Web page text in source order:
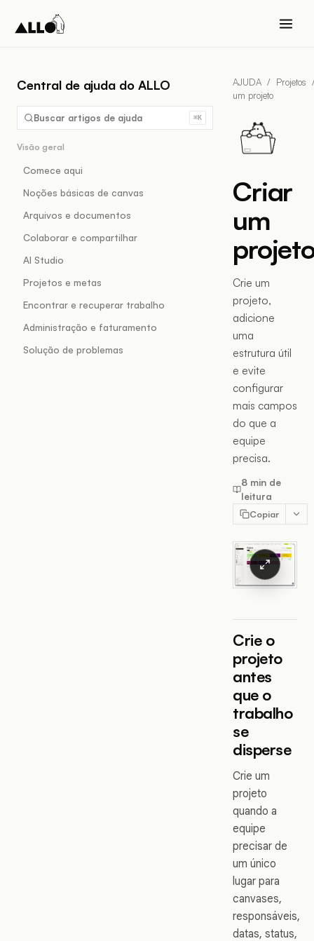
Central de ajuda do ALLO
Buscar artigos de ajuda ⌘K
Visão geral
Comece aqui
Noções básicas de canvas
Arquivos e documentos
Colaborar e compartilhar
AI Studio
Projetos e metas
Encontrar e recuperar trabalho
Administração e faturamento
Solução de problemas
AJUDA / Projetos
um projeto
Criar
um
Crie um
projeto,
adicione
uma
estrutura útil
e evite
configurar
mais campos
do que a
equipe
precisa.
8 min de
leitura
Copiar
Crie o
projeto
antes
que o
trabalho
se
disperse
Crie um
projeto
quando a
equipe
precisar de
um único
lugar para
canvases,
responsáveis,
datas, status,